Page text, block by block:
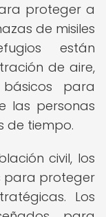
proteger a
de misiles
están
de aire,
para
las personas
de tiempo.
civil, los
para proteger
Los